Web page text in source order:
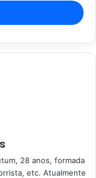
o seu
creme de
a escolha
28 anos, formada
etc. Atualmente